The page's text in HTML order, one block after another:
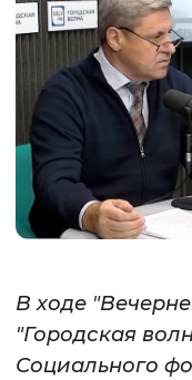
Монохромный
В ходе
"Городская
Социального